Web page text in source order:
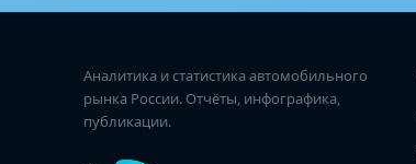
Аналитика и статистика автомобильного
рынка России. Отчёты, инфографика,
публикации.